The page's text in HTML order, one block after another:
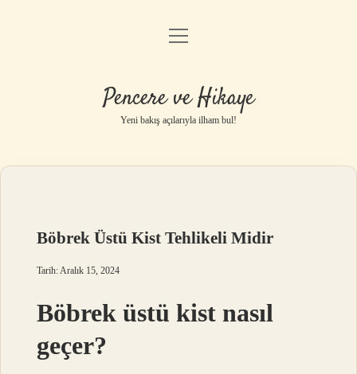
Anasayfa
Yasal Uyarı
menüyü
Pencere ve Hikaye
Yeni bakış açılarıyla ilham bul!
Böbrek Üstü Kist Tehlikeli Midir
Tarih: Aralık 15, 2024
Böbrek üstü kist nasıl
geçer?